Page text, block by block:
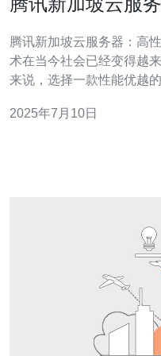
腾讯新加坡云服务器：高性能
术在当今社会已经变得越
来说，选择一款性能优越
有一席之地，也在国际市
2025年7月10日